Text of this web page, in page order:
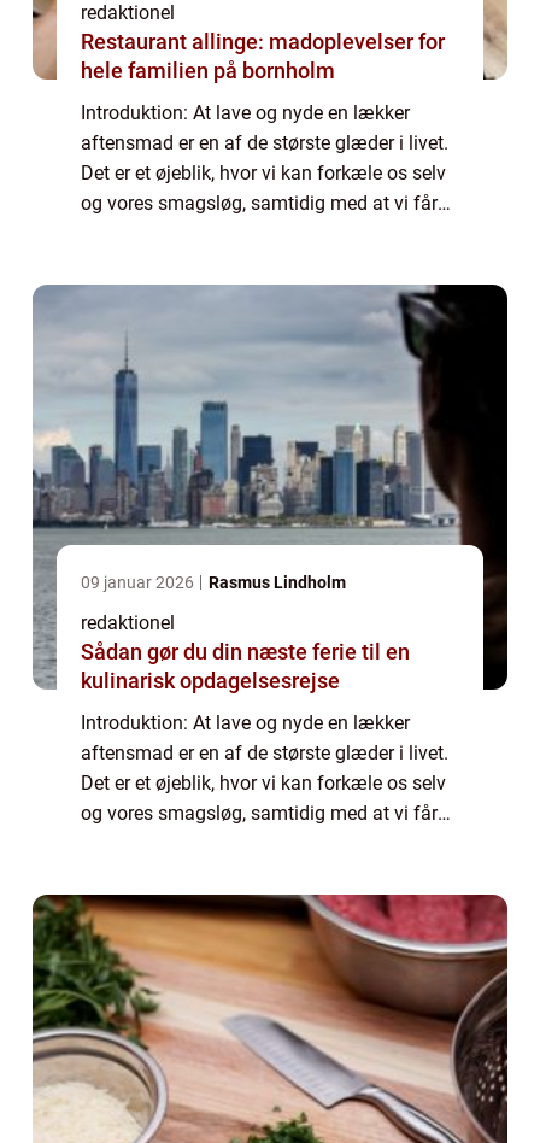
redaktionel
Restaurant allinge: madoplevelser for
hele familien på bornholm
Introduktion: At lave og nyde en lækker
aftensmad er en af de største glæder i livet.
Det er et øjeblik, hvor vi kan forkæle os selv
og vores smagsløg, samtidig med at vi får
09 januar 2026 Rasmus Lindholm
redaktionel
Sådan gør du din næste ferie til en
kulinarisk opdagelsesrejse
Introduktion: At lave og nyde en lækker
aftensmad er en af de største glæder i livet.
Det er et øjeblik, hvor vi kan forkæle os selv
og vores smagsløg, samtidig med at vi får